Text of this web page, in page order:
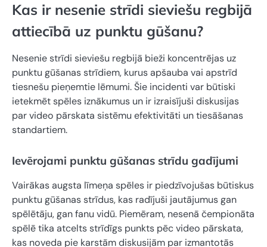
Kas ir nesenie strīdi sieviešu regbijā
attiecībā uz punktu gūšanu?
Nesenie strīdi sieviešu regbijā bieži koncentrējas uz
punktu gūšanas strīdiem, kurus apšauba vai apstrīd
tiesnešu pieņemtie lēmumi. Šie incidenti var būtiski
ietekmēt spēles iznākumus un ir izraisījuši diskusijas
par video pārskata sistēmu efektivitāti un tiesāšanas
standartiem.
Ievērojami punktu gūšanas strīdu gadījumi
Vairākas augsta līmeņa spēles ir piedzīvojušas būtiskus
punktu gūšanas strīdus, kas radījuši jautājumus gan
spēlētāju, gan fanu vidū. Piemēram, nesenā čempionāta
spēlē tika atcelts strīdīgs punkts pēc video pārskata,
kas noveda pie karstām diskusijām par izmantotās